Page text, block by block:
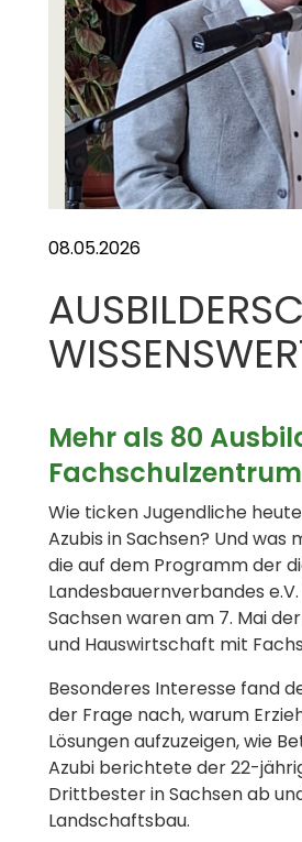
08.05.2026
Mehr als 80
Wie ticken Jugendliche
Azubis in Sachsen? Und
die auf dem Programm der
Landesbauernverbandes
Sachsen waren am 7. Mai
und Hauswirtschaft mit
Besonderes Interesse fand
der Frage nach, warum
Lösungen aufzuzeigen, wie
Azubi berichtete der 22-
Drittbester in Sachsen ab
Landschaftsbau.